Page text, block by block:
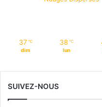
37 ℃
dim
38 ℃
lun
SUIVEZ-NOUS